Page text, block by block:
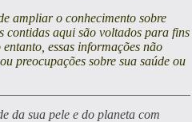
ampliar o conhecimento sobre
contidas aqui são voltados para fins
essas informações não
preocupações sobre sua saúde ou
da sua pele e do planeta com